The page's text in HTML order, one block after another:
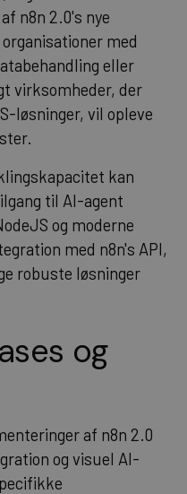
n8n 2.0's nye
med
eller
virksomheder, der
løsninger, vil opleve
kan
til AI-agent
og moderne
med n8n's API,
robuste løsninger
og
af n8n 2.0
og visuel AI-